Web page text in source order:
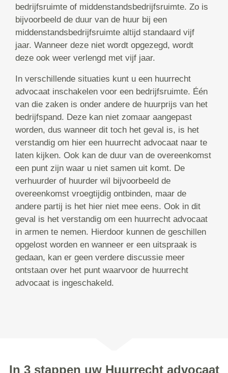
bedrijfsruimte of middenstandsbedrijfsruimte. Zo is
bijvoorbeeld de duur van de huur bij een
middenstandsbedrijfsruimte altijd standaard vijf
jaar. Wanneer deze niet wordt opgezegd, wordt
deze ook weer verlengd met vijf jaar.
In verschillende situaties kunt u een huurrecht
advocaat inschakelen voor een bedrijfsruimte. Één
van die zaken is onder andere de huurprijs van het
bedrijfspand. Deze kan niet zomaar aangepast
worden, dus wanneer dit toch het geval is, is het
verstandig om hier een huurrecht advocaat naar te
laten kijken. Ook kan de duur van de overeenkomst
een punt zijn waar u niet samen uit komt. De
verhuurder of huurder wil bijvoorbeeld de
overeenkomst vroegtijdig ontbinden, maar de
andere partij is het hier niet mee eens. Ook in dit
geval is het verstandig om een huurrecht advocaat
in armen te nemen. Hierdoor kunnen de geschillen
opgelost worden en wanneer er een uitspraak is
gedaan, kan er geen verdere discussie meer
ontstaan over het punt waarvoor de huurrecht
advocaat is ingeschakeld.
In 3 stappen uw Huurrecht advocaat